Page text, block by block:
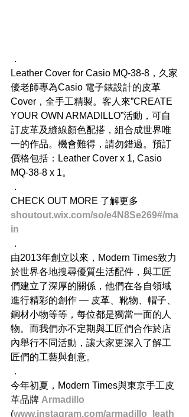
．
Leather Cover for Casio MQ-38-8，久家
優老師專為Casio 電子錶設計的皮革
Cover，全手工精製。客人來”CREATE
YOUR OWN ARMADILLO”活動，可自
訂皮革及縫線顏色配搭，組合成世界唯
一的作品。機會難得，請勿錯過。預訂
價格包括：Leather Cover x 1, Casio
MQ-38-8 x 1。
．
CHECK OUT MORE 了解更多
shoutout.wix.com/so/e4N8Se269#/ma
in​
．
由2013年創立以來，Modern Times致力
於世界各地搜尋優質生活配件，與工匠
們建立了深厚的關係，他們在各自領域
進行精彩的創作 — 皮革、靴物、帽子、
鋼材小物等等，每位都是獨當一面的人
物。而我們亦不定期與工匠們合作於店
內舉行不同活動，讓大家更深入了解工
匠們的工藝與創意。
．
今年初夏，Modern Times與東京手工皮
革品牌 Armadillo
(www.instagram.com/armadillo_leath